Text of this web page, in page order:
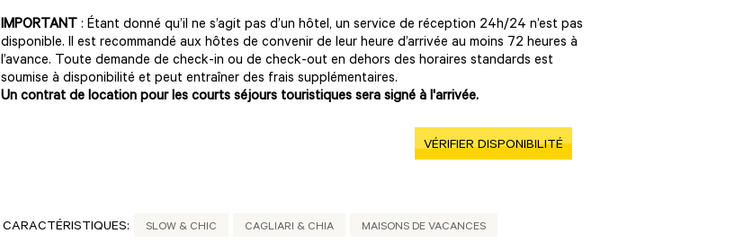
IMPORTANT : Étant donné qu’il ne s’agit pas d’un hôtel, un service de réception 24h/24 n’est pas
disponible. Il est recommandé aux hôtes de convenir de leur heure d’arrivée au moins 72 heures à
l’avance. Toute demande de check-in ou de check-out en dehors des horaires standards est
soumise à disponibilité et peut entraîner des frais supplémentaires.
Un contrat de location pour les courts séjours touristiques sera signé à l'arrivée.
VÉRIFIER DISPONIBILITÉ
CARACTÉRISTIQUES: SLOW & CHIC CAGLIARI & CHIA MAISONS DE VACANCES